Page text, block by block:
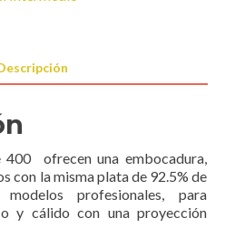
400 ofrecen una embocadura,
con la misma plata de 92.5% de
profesionales, para
y cálido con una proyección